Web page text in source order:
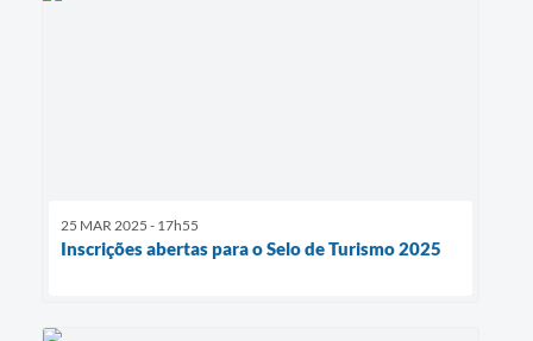
25 MAR 2025 - 17h55
Inscrições abertas para o Selo de Turismo 2025